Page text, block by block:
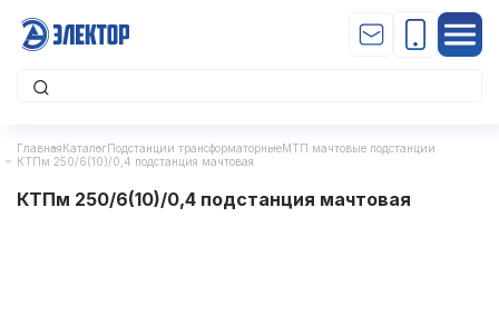
ГлавнаяКаталогПодстанции трансформаторныеМТП мачтовые подстанции
КТПм 250/6(10)/0,4 подстанция мачтовая
КТПм 250/6(10)/0,4 подстанция мачтовая